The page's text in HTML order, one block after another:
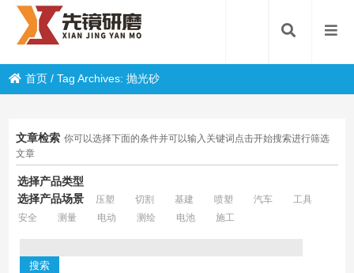
首页 /Tag Archives: 抛光砂
文章检索 你可以选择下面的条件并可以输入关键词点击开始搜索进行筛选
文章
选择产品类型
选择产品场景
压塑 切割 基建 喷塑 汽车
工具
安全
测量 电动 测绘 电池 施工